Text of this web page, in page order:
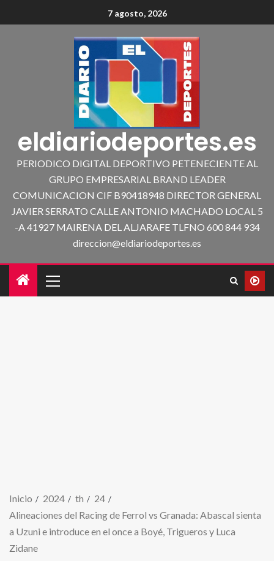
7 agosto, 2026
eldiariodeportes.es
PERIODICO DIGITAL DEPORTIVO PETENECIENTE AL
GRUPO EMPRESARIAL BRAND LEADER
COMUNICACION CIF B90418948 DIRECTOR GENERAL
JAVIER SERRATO CALLE ANTONIO MACHADO LOCAL 5
-A 41927 MAIRENA DEL ALJARAFE TLFNO 600 844 934
direccion@eldiariodeportes.es
Inicio 2024 th
24
Alineaciones del Racing de Ferrol vs Granada: Abascal sienta
a Uzuni e introduce en el once a Boyé, Trigueros y Luca
Zidane